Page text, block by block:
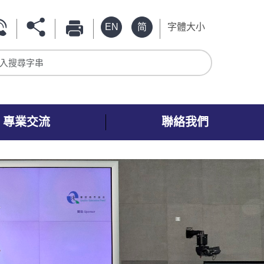
EN 简 字體大小
專業交流 聯絡我們